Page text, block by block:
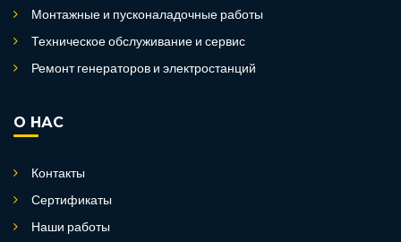
Монтажные и пусконаладочные работы
Техническое обслуживание и сервис
Ремонт генераторов и электростанций
О НАС
Контакты
Сертификаты
Наши работы